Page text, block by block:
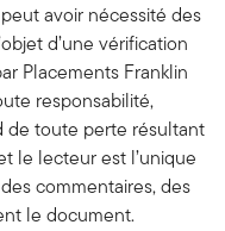
avoir nécessité des
d’une vérification
Placements Franklin
responsabilité,
de toute perte résultant
le lecteur est l’unique
commentaires, des
le document.